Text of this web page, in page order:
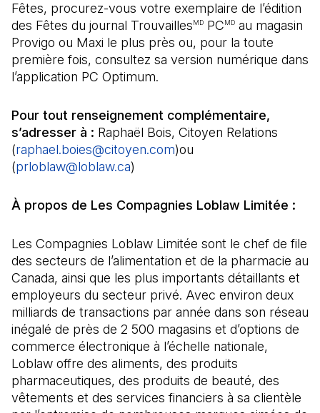
Fêtes, procurez-vous votre exemplaire de l’édition
des Fêtes du journal TrouvaillesMD PCMD au magasin
Provigo ou Maxi le plus près ou, pour la toute
première fois, consultez sa version numérique dans
l’application PC Optimum.
Pour tout renseignement complémentaire,
s’adresser à : Raphaël Bois, Citoyen Relations
(raphael.boies@citoyen.com(Il s'ouvre dans un
)ou
(prloblaw@loblaw.ca(Il s'ouvre dans un nouvel
)
À propos de Les Compagnies Loblaw Limitée :
Les Compagnies Loblaw Limitée sont le chef de file
des secteurs de l’alimentation et de la pharmacie au
Canada, ainsi que les plus importants détaillants et
employeurs du secteur privé. Avec environ deux
milliards de transactions par année dans son réseau
inégalé de près de 2 500 magasins et d’options de
commerce électronique à l’échelle nationale,
Loblaw offre des aliments, des produits
pharmaceutiques, des produits de beauté, des
vêtements et des services financiers à sa clientèle